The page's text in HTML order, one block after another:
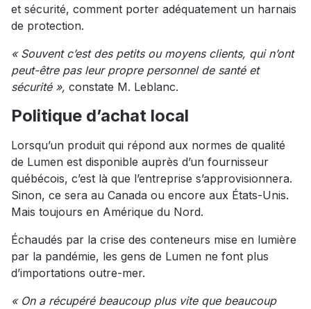
et sécurité, comment porter adéquatement un harnais
de protection.
« Souvent c’est des petits ou moyens clients, qui n’ont
peut-être pas leur propre personnel de santé et
sécurité », constate M. Leblanc.
Politique d’achat local
Lorsqu’un produit qui répond aux normes de qualité
de Lumen est disponible auprès d’un fournisseur
québécois, c’est là que l’entreprise s’approvisionnera.
Sinon, ce sera au Canada ou encore aux États-Unis.
Mais toujours en Amérique du Nord.
Échaudés par la crise des conteneurs mise en lumière
par la pandémie, les gens de Lumen ne font plus
d’importations outre-mer.
« On a récupéré beaucoup plus vite que beaucoup